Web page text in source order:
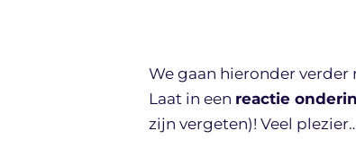
We gaan hieronder verder
Laat in een reactie onderin
zijn vergeten)! Veel